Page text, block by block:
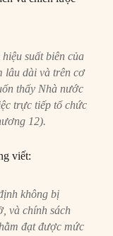
suất biên của
lâu dài và trên cơ
thấy Nhà nước
trực tiếp tổ chức
12).
viết:
không bị
và chính sách
đạt được mức